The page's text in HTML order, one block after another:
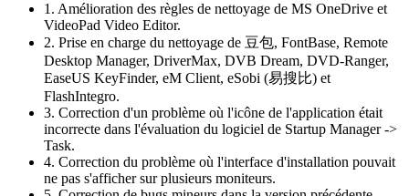
1. Amélioration des règles de nettoyage de MS OneDrive et
VideoPad Video Editor.
2. Prise en charge du nettoyage de 豆包, FontBase, Remote
Desktop Manager, DriverMax, DVB Dream, DVD-Ranger,
EaseUS KeyFinder, eM Client, eSobi (易搜比) et
FlashIntegro.
3. Correction d'un problème où l'icône de l'application était
incorrecte dans l'évaluation du logiciel de Startup Manager ->
Task.
4. Correction du problème où l'interface d'installation pouvait
ne pas s'afficher sur plusieurs moniteurs.